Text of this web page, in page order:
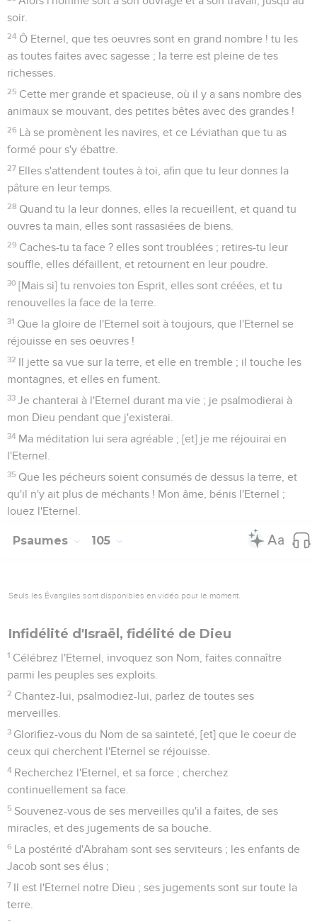
soir.
24 Ô Eternel, que tes oeuvres sont en grand nombre ! tu les
as toutes faites avec sagesse ; la terre est pleine de tes
richesses.
25 Cette mer grande et spacieuse, où il y a sans nombre des
animaux se mouvant, des petites bêtes avec des grandes !
26 Là se promènent les navires, et ce Léviathan que tu as
formé pour s'y ébattre.
27 Elles s'attendent toutes à toi, afin que tu leur donnes la
pâture en leur temps.
28 Quand tu la leur donnes, elles la recueillent, et quand tu
ouvres ta main, elles sont rassasiées de biens.
29 Caches-tu ta face ? elles sont troublées ; retires-tu leur
souffle, elles défaillent, et retournent en leur poudre.
30 [Mais si] tu renvoies ton Esprit, elles sont créées, et tu
renouvelles la face de la terre.
31 Que la gloire de l'Eternel soit à toujours, que l'Eternel se
réjouisse en ses oeuvres !
32 Il jette sa vue sur la terre, et elle en tremble ; il touche les
montagnes, et elles en fument.
33 Je chanterai à l'Eternel durant ma vie ; je psalmodierai à
mon Dieu pendant que j'existerai.
34 Ma méditation lui sera agréable ; [et] je me réjouirai en
l'Eternel.
35 Que les pécheurs soient consumés de dessus la terre, et
qu'il n'y ait plus de méchants ! Mon âme, bénis l'Eternel ;
louez l'Eternel.
Psaumes 105
Seuls les Évangiles sont disponibles en vidéo pour le moment.
Infidélité d'Israël, fidélité de Dieu
1 Célébrez l'Eternel, invoquez son Nom, faites connaître
parmi les peuples ses exploits.
2 Chantez-lui, psalmodiez-lui, parlez de toutes ses
merveilles.
3 Glorifiez-vous du Nom de sa sainteté, [et] que le coeur de
ceux qui cherchent l'Eternel se réjouisse.
4 Recherchez l'Eternel, et sa force ; cherchez
continuellement sa face.
5 Souvenez-vous de ses merveilles qu'il a faites, de ses
miracles, et des jugements de sa bouche.
6 La postérité d'Abraham sont ses serviteurs ; les enfants de
Jacob sont ses élus ;
7 Il est l'Eternel notre Dieu ; ses jugements sont sur toute la
terre.